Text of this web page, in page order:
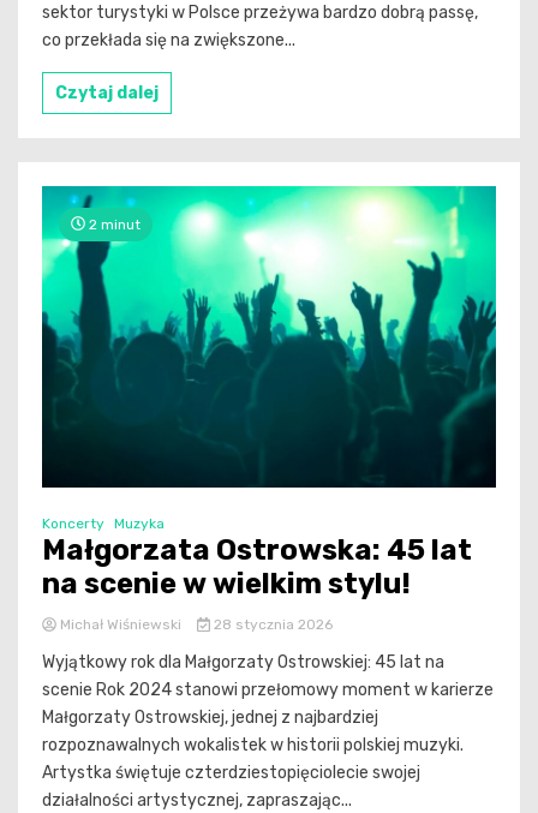
sektor turystyki w Polsce przeżywa bardzo dobrą passę,
co przekłada się na zwiększone...
Czytaj dalej
2 minut
Koncerty Muzyka
Małgorzata Ostrowska: 45 lat
na scenie w wielkim stylu!
Michał Wiśniewski 28 stycznia 2026
Wyjątkowy rok dla Małgorzaty Ostrowskiej: 45 lat na
scenie Rok 2024 stanowi przełomowy moment w karierze
Małgorzaty Ostrowskiej, jednej z najbardziej
rozpoznawalnych wokalistek w historii polskiej muzyki.
Artystka świętuje czterdziestopięciolecie swojej
działalności artystycznej, zapraszając...